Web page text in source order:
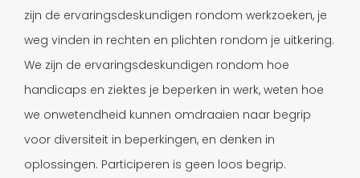
zijn de ervaringsdeskundigen rondom werkzoeken, je
weg vinden in rechten en plichten rondom je uitkering.
We zijn de ervaringsdeskundigen rondom hoe
handicaps en ziektes je beperken in werk, weten hoe
we onwetendheid kunnen omdraaien naar begrip
voor diversiteit in beperkingen, en denken in
oplossingen. Participeren is geen loos begrip.